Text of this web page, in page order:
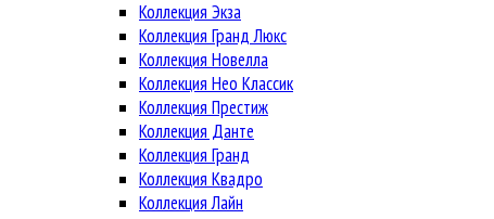
Коллекция Экза
Коллекция Гранд Люкс
Коллекция Новелла
Коллекция Нео Классик
Коллекция Престиж
Коллекция Данте
Коллекция Гранд
Коллекция Квадро
Коллекция Лайн